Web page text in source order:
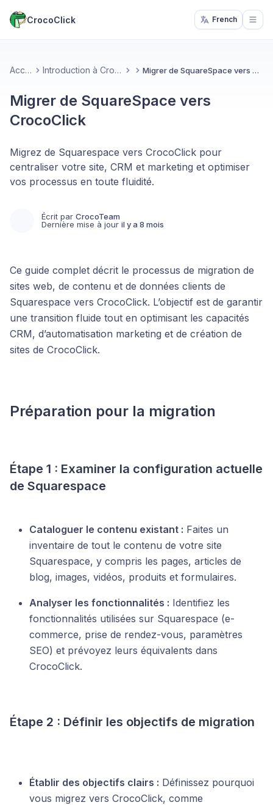
CrocoClick French
Accueil Introduction à CrocoClick Migrer de SquareSpace vers CrocoClick
Migrer de SquareSpace vers
CrocoClick
Migrez de Squarespace vers CrocoClick pour
centraliser votre site, CRM et marketing et optimiser
vos processus en toute fluidité.
Écrit par CrocoTeam
Dernière mise à jour il y a 8 mois
Ce guide complet décrit le processus de migration de
sites web, de contenu et de données clients de
Squarespace vers CrocoClick. L’objectif est de garantir
une transition fluide tout en optimisant les capacités
CRM, d’automatisation marketing et de création de
sites de CrocoClick.
Préparation pour la migration
Étape 1 : Examiner la configuration actuelle
de Squarespace
Cataloguer le contenu existant : Faites un
inventaire de tout le contenu de votre site
Squarespace, y compris les pages, articles de
blog, images, vidéos, produits et formulaires.
Analyser les fonctionnalités : Identifiez les
fonctionnalités utilisées sur Squarespace (e-
commerce, prise de rendez-vous, paramètres
SEO) et prévoyez leurs équivalents dans
CrocoClick.
Étape 2 : Définir les objectifs de migration
Établir des objectifs clairs : Définissez pourquoi
vous migrez vers CrocoClick, comme